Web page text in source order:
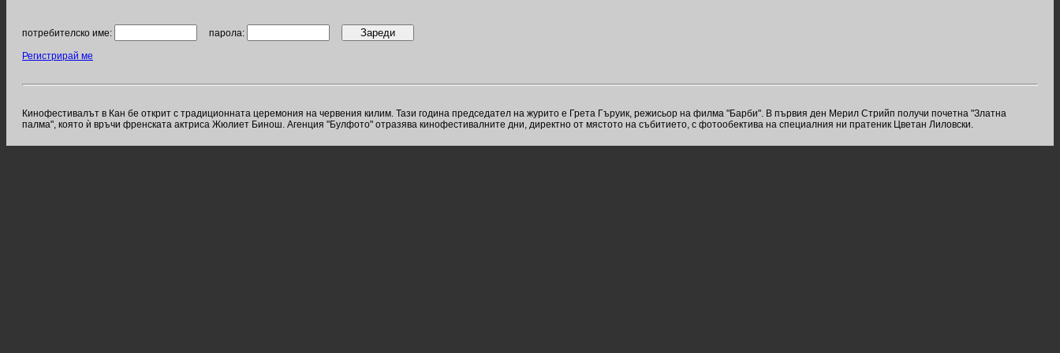
потребителско име: парола:
Регистрирай ме
Кинофестивалът в Кан бе открит с традиционната церемония на червения килим. Тази година председател на журито е Грета Гъруик, режисьор на филма "Барби". В първия ден Мерил Стрийп получи почетна "Златна
палма", която ѝ връчи френската актриса Жюлиет Бинош. Агенция "Булфото" отразява кинофестивалните дни, директно от мястото на събитието, с фотообектива на специалния ни пратеник Цветан Лиловски.